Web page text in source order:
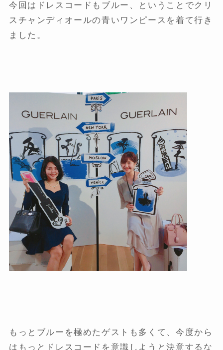
今回はドレスコードもブルー、ということでクリ
スチャンディオールの青いワンピースを着て行き
ました。
もっとブルーを極めたゲストも多くて、今度から
はもっとドレスコードを意識しようと決意するな